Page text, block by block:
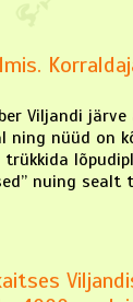
Viljandi
ning nüüd on
nuing sealt